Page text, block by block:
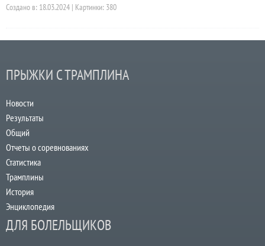
Создано в: 18.03.2024 | Картинки: 380
ПРЫЖКИ С ТРАМПЛИНА
Новости
Результаты
Общий
Отчеты о соревнованиях
Статистика
Трамплины
История
Энциклопедия
ДЛЯ БОЛЕЛЬЩИКОВ